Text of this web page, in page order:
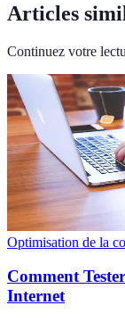
Articles
Continuez votre
Optimisation de la
Comment
Internet